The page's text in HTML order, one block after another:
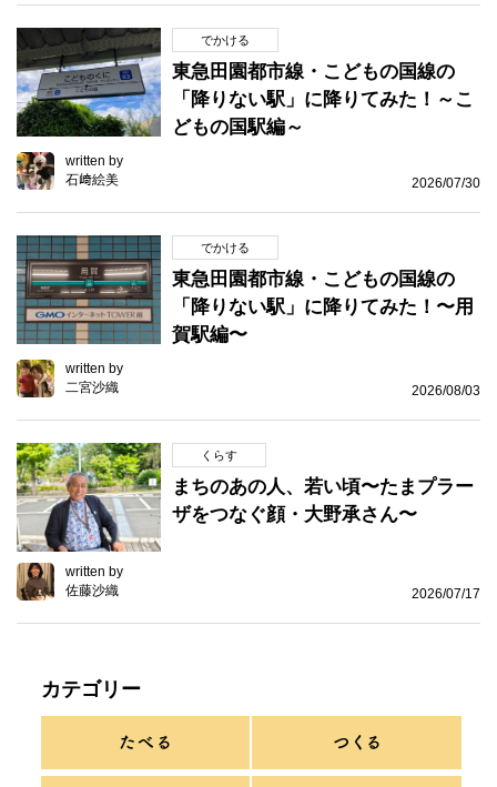
でかける
東急田園都市線・こどもの国線の
「降りない駅」に降りてみた！～こ
どもの国駅編～
written by
石﨑絵美
2026/07/30
でかける
東急田園都市線・こどもの国線の
「降りない駅」に降りてみた！〜用
賀駅編〜
written by
二宮沙織
2026/08/03
くらす
まちのあの人、若い頃〜たまプラー
ザをつなぐ顔・大野承さん〜
written by
佐藤沙織
2026/07/17
カテゴリー